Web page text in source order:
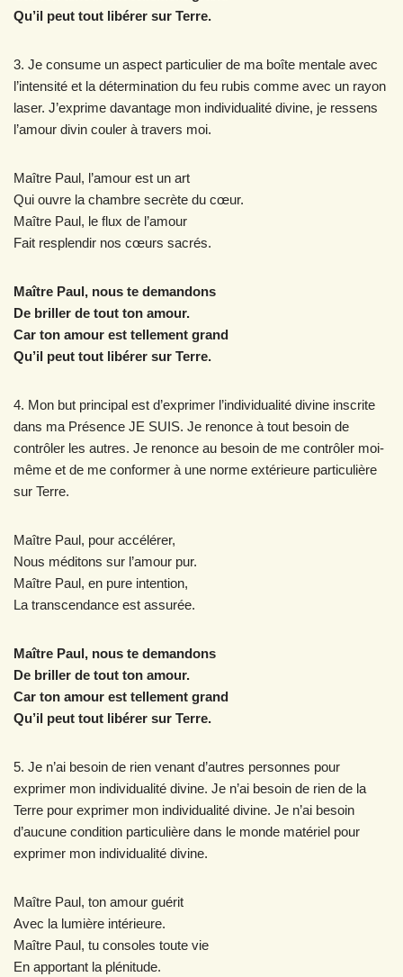
Qu’il peut tout libérer sur Terre.
3. Je consume un aspect particulier de ma boîte mentale avec
l’intensité et la détermination du feu rubis comme avec un rayon
laser. J’exprime davantage mon individualité divine, je ressens
l’amour divin couler à travers moi.
Maître Paul, l’amour est un art
Qui ouvre la chambre secrète du cœur.
Maître Paul, le flux de l’amour
Fait resplendir nos cœurs sacrés.
Maître Paul, nous te demandons
De briller de tout ton amour.
Car ton amour est tellement grand
Qu’il peut tout libérer sur Terre.
4. Mon but principal est d’exprimer l’individualité divine inscrite
dans ma Présence JE SUIS. Je renonce à tout besoin de
contrôler les autres. Je renonce au besoin de me contrôler moi-
même et de me conformer à une norme extérieure particulière
sur Terre.
Maître Paul, pour accélérer,
Nous méditons sur l’amour pur.
Maître Paul, en pure intention,
La transcendance est assurée.
Maître Paul, nous te demandons
De briller de tout ton amour.
Car ton amour est tellement grand
Qu’il peut tout libérer sur Terre.
5. Je n’ai besoin de rien venant d’autres personnes pour
exprimer mon individualité divine. Je n’ai besoin de rien de la
Terre pour exprimer mon individualité divine. Je n’ai besoin
d’aucune condition particulière dans le monde matériel pour
exprimer mon individualité divine.
Maître Paul, ton amour guérit
Avec la lumière intérieure.
Maître Paul, tu consoles toute vie
En apportant la plénitude.